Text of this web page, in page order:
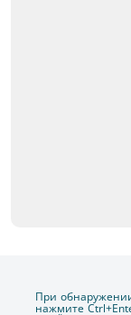
При
нажмите